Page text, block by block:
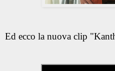
Ed ecco la nuova clip